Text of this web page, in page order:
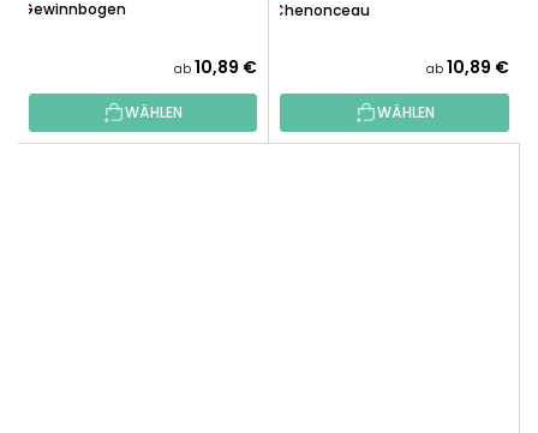
Gewinnbogen
ab 10,89 €
WÄHLEN
Chenonceau
ab 10,89 €
WÄHLEN